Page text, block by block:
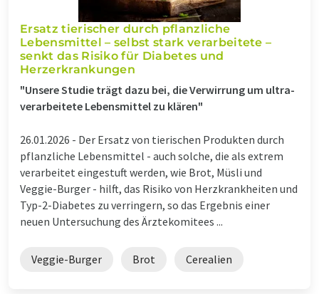
Ersatz tierischer durch pflanzliche
Lebensmittel – selbst stark verarbeitete –
senkt das Risiko für Diabetes und
Herzerkrankungen
"Unsere Studie trägt dazu bei, die Verwirrung um ultra-
verarbeitete Lebensmittel zu klären"
26.01.2026 - Der Ersatz von tierischen Produkten durch
pflanzliche Lebensmittel - auch solche, die als extrem
verarbeitet eingestuft werden, wie Brot, Müsli und
Veggie-Burger - hilft, das Risiko von Herzkrankheiten und
Typ-2-Diabetes zu verringern, so das Ergebnis einer
neuen Untersuchung des Ärztekomitees ...
Veggie-Burger Brot Cerealien